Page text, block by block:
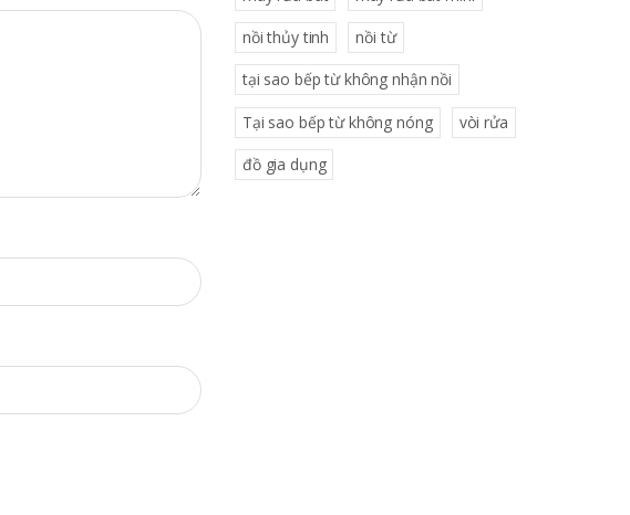
nồi thủy tinh nồi từ
tại sao bếp từ không nhận nồi
Tại sao bếp từ không nóng vòi rửa
đồ gia dụng